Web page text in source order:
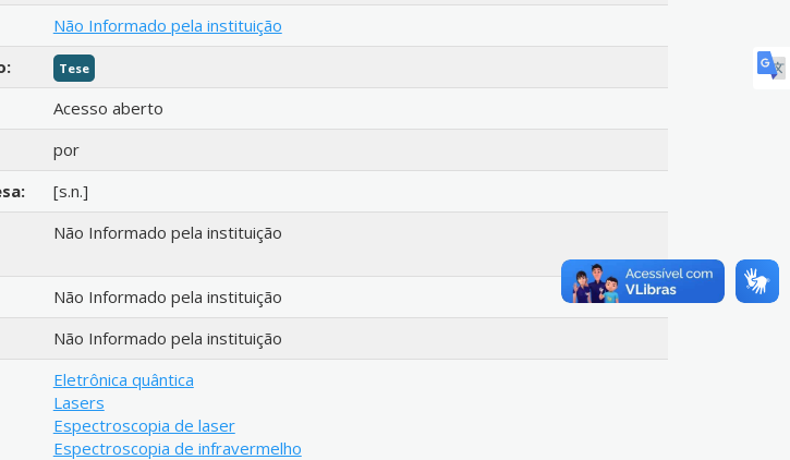
Não Informado pela instituição
Tese
Acesso aberto
por
[s.n.]
Não Informado pela instituição
Não Informado pela instituição
Não Informado pela instituição
Eletrônica quântica
Lasers
Espectroscopia de laser
Espectroscopia de infravermelho